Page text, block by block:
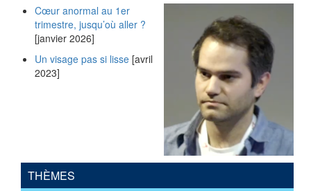
Cœur anormal au 1er
trimestre, jusqu’où aller ?
[janvier 2026]
Un visage pas si lisse [avril
2023]
THÈMES